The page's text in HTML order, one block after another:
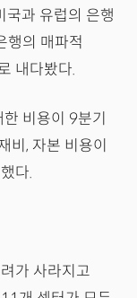
과 유럽의 은행
행의 매파적
내다봤다.
비용이 9분기
비, 자본 비용이
다.
가 사라지고